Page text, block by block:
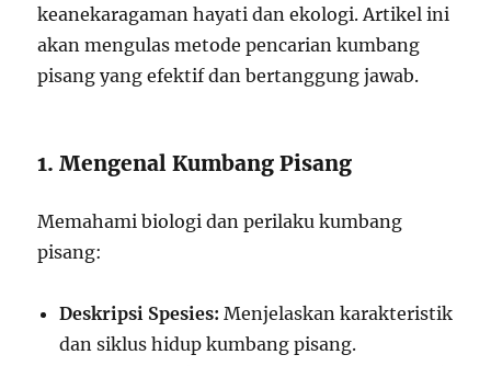
keanekaragaman hayati dan ekologi. Artikel ini
akan mengulas metode pencarian kumbang
pisang yang efektif dan bertanggung jawab.
1. Mengenal Kumbang Pisang
Memahami biologi dan perilaku kumbang
pisang:
Deskripsi Spesies: Menjelaskan karakteristik
dan siklus hidup kumbang pisang.